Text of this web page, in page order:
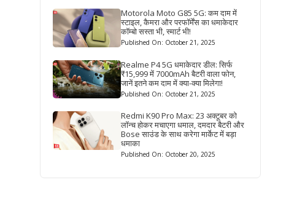
Motorola Moto G85 5G: कम दाम में
स्टाइल, कैमरा और परफॉर्मेंस का धमाकेदार
कॉम्बो सस्ता भी, स्मार्ट भी!
Published On: October 21, 2025
Realme P4 5G धमाकेदार डील: सिर्फ
₹15,999 में 7000mAh बैटरी वाला फोन,
जानें इतने कम दाम में क्या-क्या मिलेगा!
Published On: October 21, 2025
Redmi K90 Pro Max: 23 अक्टूबर को
लॉन्च होकर मचाएगा धमाल, दमदार बैटरी और
Bose साउंड के साथ करेगा मार्केट में बड़ा
धमाका
Published On: October 20, 2025